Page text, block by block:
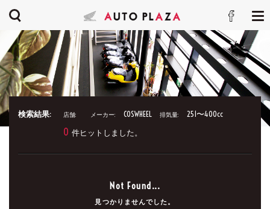
検索結果: 店舗: メーカー: COSWHEEL 排気量: 251〜400cc
0 件ヒットしました。
Not Found...
見つかりませんでした。